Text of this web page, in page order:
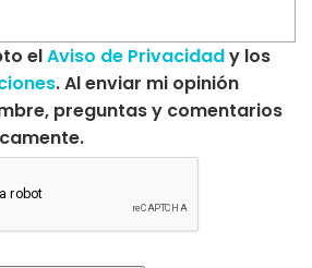
elAviso de Privacidady los
. Al enviar mi opinión
preguntas y comentarios